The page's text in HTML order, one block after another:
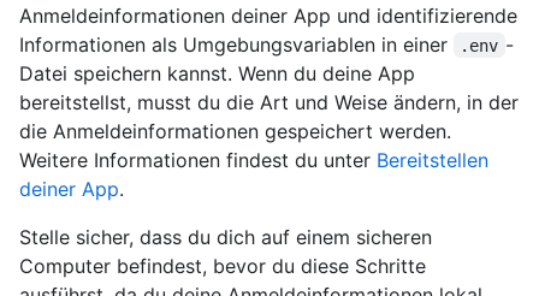
Anmeldeinformationen deiner App und identifizierende
Informationen als Umgebungsvariablen in einer
.env -
Datei speichern kannst. Wenn du deine App
bereitstellst, musst du die Art und Weise ändern, in der
die Anmeldeinformationen gespeichert werden.
Weitere Informationen findest du unter Bereitstellen
deiner App.
Stelle sicher, dass du dich auf einem sicheren
Computer befindest, bevor du diese Schritte